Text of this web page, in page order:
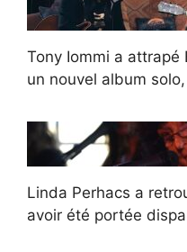
Tony Iommi a attrapé
un nouvel album
Linda Perhacs a
avoir été portée